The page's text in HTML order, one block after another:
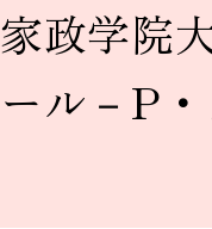
政学院
ル－P